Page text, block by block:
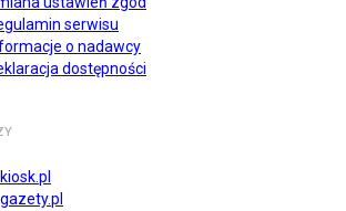
serwisu
o nadawcy
dostępności